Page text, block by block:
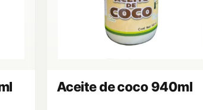
Aceite de coco 940ml